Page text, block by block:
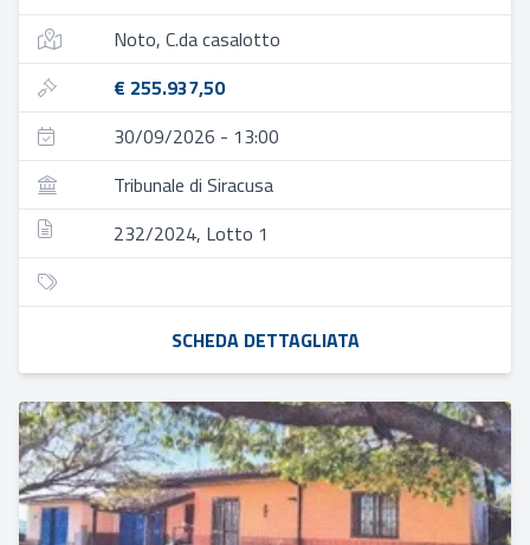
Noto, C.da casalotto
€ 255.937,50
30/09/2026 - 13:00
Tribunale di Siracusa
232/2024, Lotto 1
SCHEDA DETTAGLIATA